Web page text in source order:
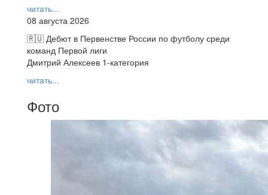
читать...
08 августа 2026
🇷🇺 Дебют в Первенстве России по футболу среди
команд Первой лиги
Дмитрий Алексеев 1-категория
читать...
Фото